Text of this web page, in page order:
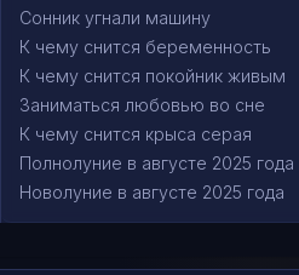
Сонник угнали машину
К чему снится беременность
К чему снится покойник живым
Заниматься любовью во сне
К чему снится крыса серая
Полнолуние в августе 2025 года
Новолуние в августе 2025 года